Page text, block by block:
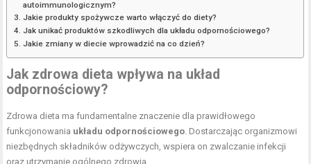
autoimmunologicznym?
Jakie produkty spożywcze warto włączyć do diety?
Jak unikać produktów szkodliwych dla układu odpornościowego?
Jakie zmiany w diecie wprowadzić na co dzień?
Jak zdrowa dieta wpływa na układ
odpornościowy?
Zdrowa dieta ma fundamentalne znaczenie dla prawidłowego
funkcjonowania układu odpornościowego. Dostarczając organizmowi
niezbędnych składników odżywczych, wspiera on zwalczanie infekcji
oraz utrzymanie ogólnego zdrowia.